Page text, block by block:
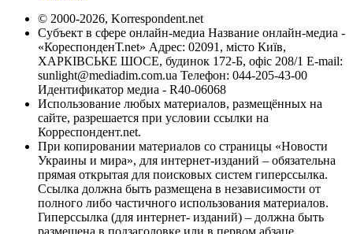
© 2000-2026, Korrespondent.net
Субъект в сфере онлайн-медиа Название онлайн-медиа -
«КореспонденТ.net» Адрес: 02091, місто Київ,
ХАРКІВСЬКЕ ШОСЕ, будинок 172-Б, офіс 208/1 E-mail:
sunlight@mediadim.com.ua Телефон: 044-205-43-00
Идентификатор медиа - R40-06068
Использование любых материалов, размещённых на
сайте, разрешается при условии ссылки на
Корреспондент.net.
При копировании материалов со страницы «Новости
Украины и мира», для интернет-изданий – обязательна
прямая открытая для поисковых систем гиперссылка.
Ссылка должна быть размещена в независимости от
полного либо частичного использования материалов.
Гиперссылка (для интернет- изданий) – должна быть